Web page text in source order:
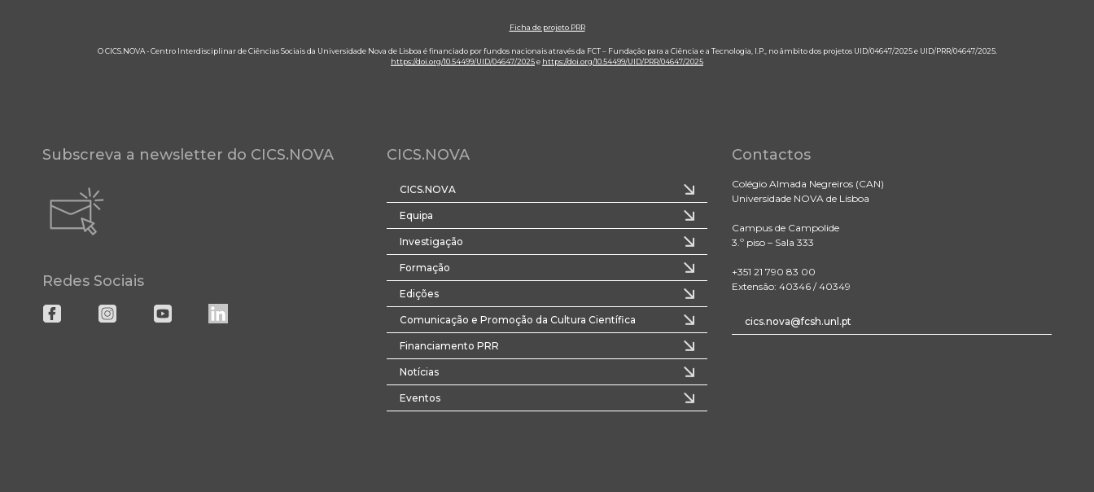
Ficha de projeto PRR
O CICS.NOVA - Centro Interdisciplinar de Ciências Sociais da Universidade Nova de Lisboa é financiado por fundos nacionais através da FCT – Fundação para a Ciência e a Tecnologia, I.P., no âmbito dos projetos UID/04647/2025 e UID/PRR/04647/2025.
https://doi.org/10.54499/UID/04647/2025e https://doi.org/10.54499/UID/PRR/04647/2025
Subscreva a newsletter do CICS.NOVA
Redes Sociais
CICS.NOVA
CICS.NOVA
Equipa
Investigação
Formação
Edições
Comunicação e Promoção da Cultura Científica
Financiamento PRR
Notícias
Eventos
Contactos
Colégio Almada Negreiros (CAN)
Universidade NOVA de Lisboa
Campus de Campolide
3.º piso – Sala 333
+351 21 790 83 00
Extensão: 40346 / 40349
cics.nova@fcsh.unl.pt